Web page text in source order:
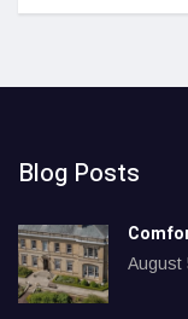
Blog Posts
August